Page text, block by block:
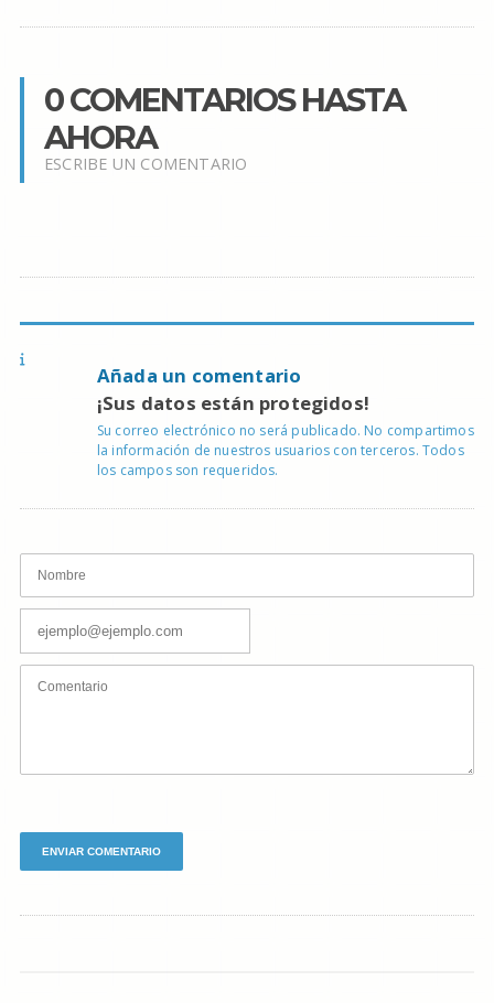
0 COMENTARIOS HASTA
AHORA
ESCRIBE UN COMENTARIO
Añada un comentario
¡Sus datos están protegidos!
Su correo electrónico no será publicado. No compartimos
la información de nuestros usuarios con terceros. Todos
los campos son requeridos.